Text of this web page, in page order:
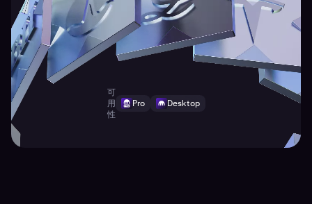
可
用
性
Pro Desktop